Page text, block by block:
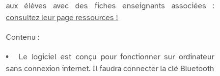
aux élèves avec des fiches enseignants associées :
consultez leur page ressources !
Contenu :
Le logiciel est conçu pour fonctionner sur ordinateur
sans connexion internet. Il faudra connecter la clé Bluetooth